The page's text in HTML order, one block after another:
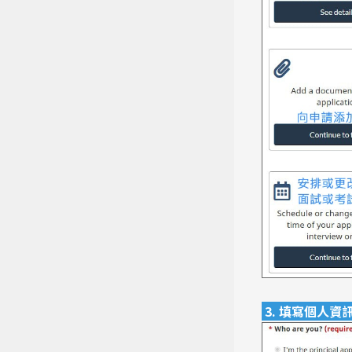
3. 填寫個人資